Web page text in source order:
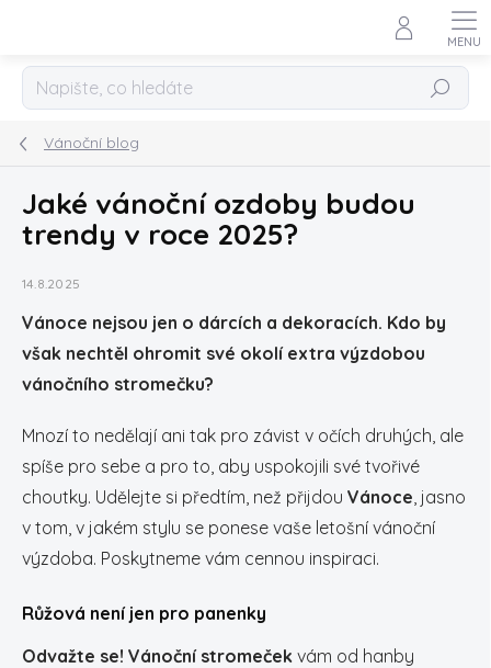
Hledat
Vánoční blog
Jaké vánoční ozdoby budou
trendy v roce 2025?
14.8.2025
Vánoce nejsou jen o dárcích a dekoracích. Kdo by
však nechtěl ohromit své okolí extra výzdobou
vánočního stromečku?
Mnozí to nedělají ani tak pro závist v očích druhých, ale
spíše pro sebe a pro to, aby uspokojili své tvořivé
choutky. Udělejte si předtím, než přijdou Vánoce, jasno
v tom, v jakém stylu se ponese vaše letošní vánoční
výzdoba. Poskytneme vám cennou inspiraci.
Růžová není jen pro panenky
Odvažte se! Vánoční stromeček vám od hanby